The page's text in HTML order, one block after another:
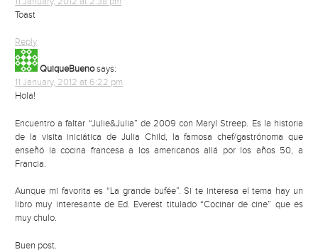
Toast
Reply
QuiqueBuenosays:
11 January, 2012 at 6:22 pm
Hola!
Encuentro a faltar “Julie&Julia” de 2009 con Maryl Streep. Es la historia
de la visita iniciática de Julia Child, la famosa chef/gastrónoma que
enseñó la cocina francesa a los americanos allá por los años 50, a
Francia.
Aunque mi favorita es “La grande bufée”. Si te interesa el tema hay un
libro muy interesante de Ed. Everest titulado “Cocinar de cine” que es
muy chulo.
Buen post.